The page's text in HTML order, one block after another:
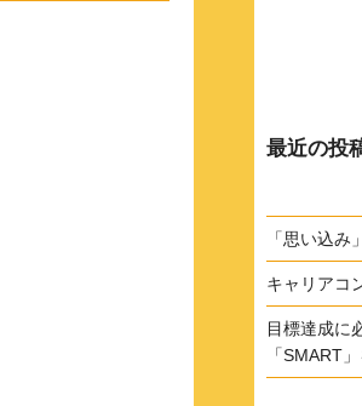
最近の投
「思い込み
キャリアコ
目標達成に
「SMART